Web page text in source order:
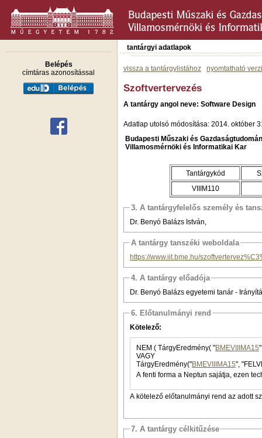
Belépés
címtáras azonosítással
tantárgyi adatlapok
vissza a tantárgylistához nyomtatható
Szoftvertervezés
A tantárgy angol neve: Software Design
Adatlap utolsó módosítása: 2014. október
Budapesti Műszaki és
Villamosmérnöki és Informatikai Kar
Tantárgykód
VIIIM110
3. A tantárgyfelelős személy és
Dr. Benyó Balázs István,
A tantárgy tanszéki weboldala
https://www.iit.bme.hu/
4. A tantárgy előadója
Dr. Benyó Balázs egyetemi tanár -
6. Előtanulmányi rend
Kötelező:
NEM ( TárgyEredmény( "BMEVIIIMA15
VAGY
TárgyEredmény("BMEVIIIMA15",
A fenti forma a Neptun sajátja, ezen
A kötelező előtanulmányi rend az adott
7. A tantárgy célkitűzése